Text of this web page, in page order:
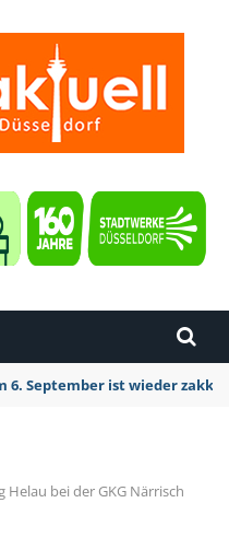
Bei
Helau bei der GKG Närrisch